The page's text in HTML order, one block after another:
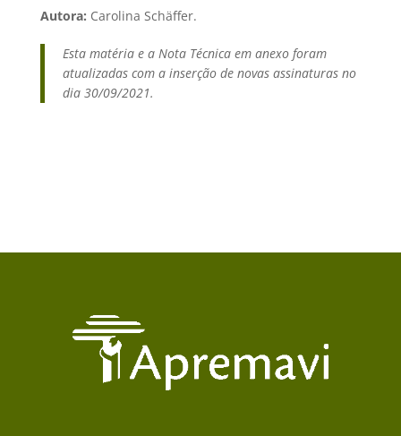
Autora: Carolina Schäffer.
Esta matéria e a Nota Técnica em anexo foram
atualizadas com a inserção de novas assinaturas no
dia 30/09/2021.